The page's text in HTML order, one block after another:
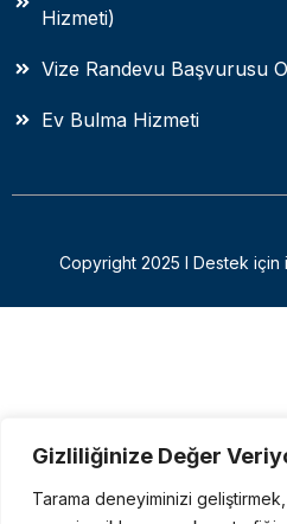
Gizliliğinize Değer
Tarama deneyiminizi
Hizmeti)
Vize Randevu Başvurusu
Ev Bulma Hizmeti
Copyright 2025 I Destek